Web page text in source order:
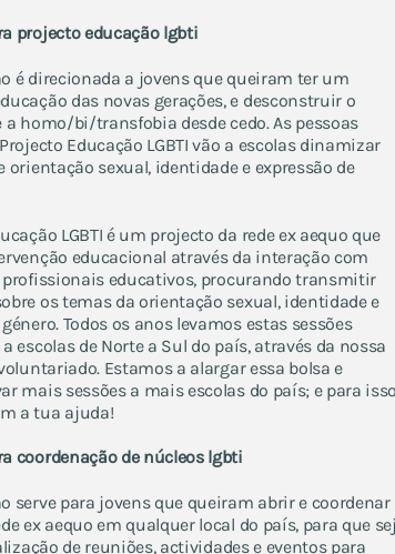
projecto educação lgbti
é direcionada a jovens que queiram ter um
das novas gerações, e desconstruir o
a homo/bi/transfobia desde cedo. As pessoas
Educação LGBTI vão a escolas dinamizar
orientação sexual, identidade e expressão de
LGBTI é um projecto da rede ex aequo que
educacional através da interação com
profissionais educativos, procurando transmitir
os temas da orientação sexual, identidade e
Todos os anos levamos estas sessões
escolas de Norte a Sul do país, através da nossa
Estamos a alargar essa bolsa e
mais sessões a mais escolas do país; e para
a tua ajuda!
coordenação de núcleos lgbti
serve para jovens que queiram abrir e coordenar
ex aequo em qualquer local do país, para que
de reuniões, actividades e eventos para